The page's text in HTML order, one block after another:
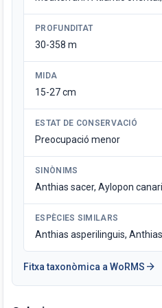
PROFUNDITAT
30-358 m
MIDA
15-27 cm
ESTAT DE CONSERVACIÓ
Preocupació menor
SINÒNIMS
Anthias sacer, Aylopon
ESPÈCIES SIMILARS
Anthias asperilinguis,
Fitxa taxonòmica a WoRMS arrow_forward